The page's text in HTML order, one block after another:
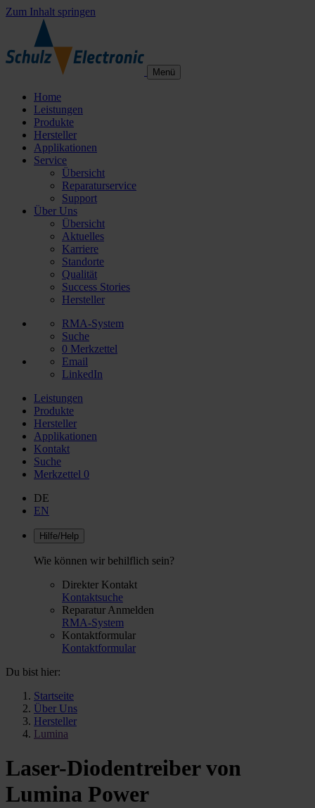
Zum Inhalt springen
Menü
Home
Leistungen
Produkte
Hersteller
Applikationen
Service
Übersicht
Reparaturservice
Support
Über Uns
Übersicht
Aktuelles
Karriere
Standorte
Qualität
Success Stories
Hersteller
RMA-System
Suche
0 Merkzettel
Email
LinkedIn
Leistungen
Produkte
Hersteller
Applikationen
Kontakt
Suche
Merkzettel 0
DE
EN
Hilfe/Help
Wie können wir behilflich sein?
Direkter Kontakt
Kontaktsuche
Reparatur Anmelden
RMA-System
Kontaktformular
Kontaktformular
Du bist hier:
Startseite
Über Uns
Hersteller
Lumina
Laser-Diodentreiber von
Lumina Power